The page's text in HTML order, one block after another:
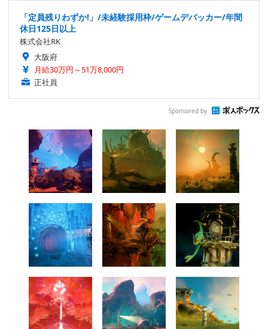
「定員残りわずか!」/未経験採用枠/ゲームデバッカー/年間
休日125日以上
株式会社RK
大阪府
月給30万円～51万8,000円
正社員
Sponsored by